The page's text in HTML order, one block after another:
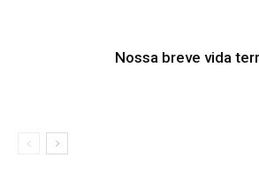
Nossa breve vida